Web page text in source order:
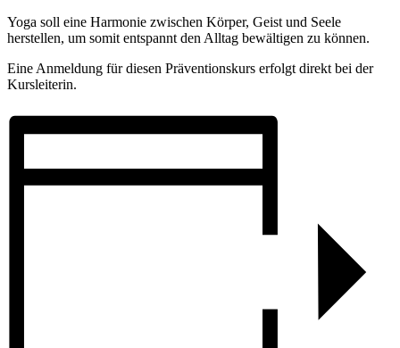
Yoga soll eine Harmonie zwischen Körper, Geist und Seele
herstellen, um somit entspannt den Alltag bewältigen zu können.
Eine Anmeldung für diesen Präventionskurs erfolgt direkt bei der
Kursleiterin.